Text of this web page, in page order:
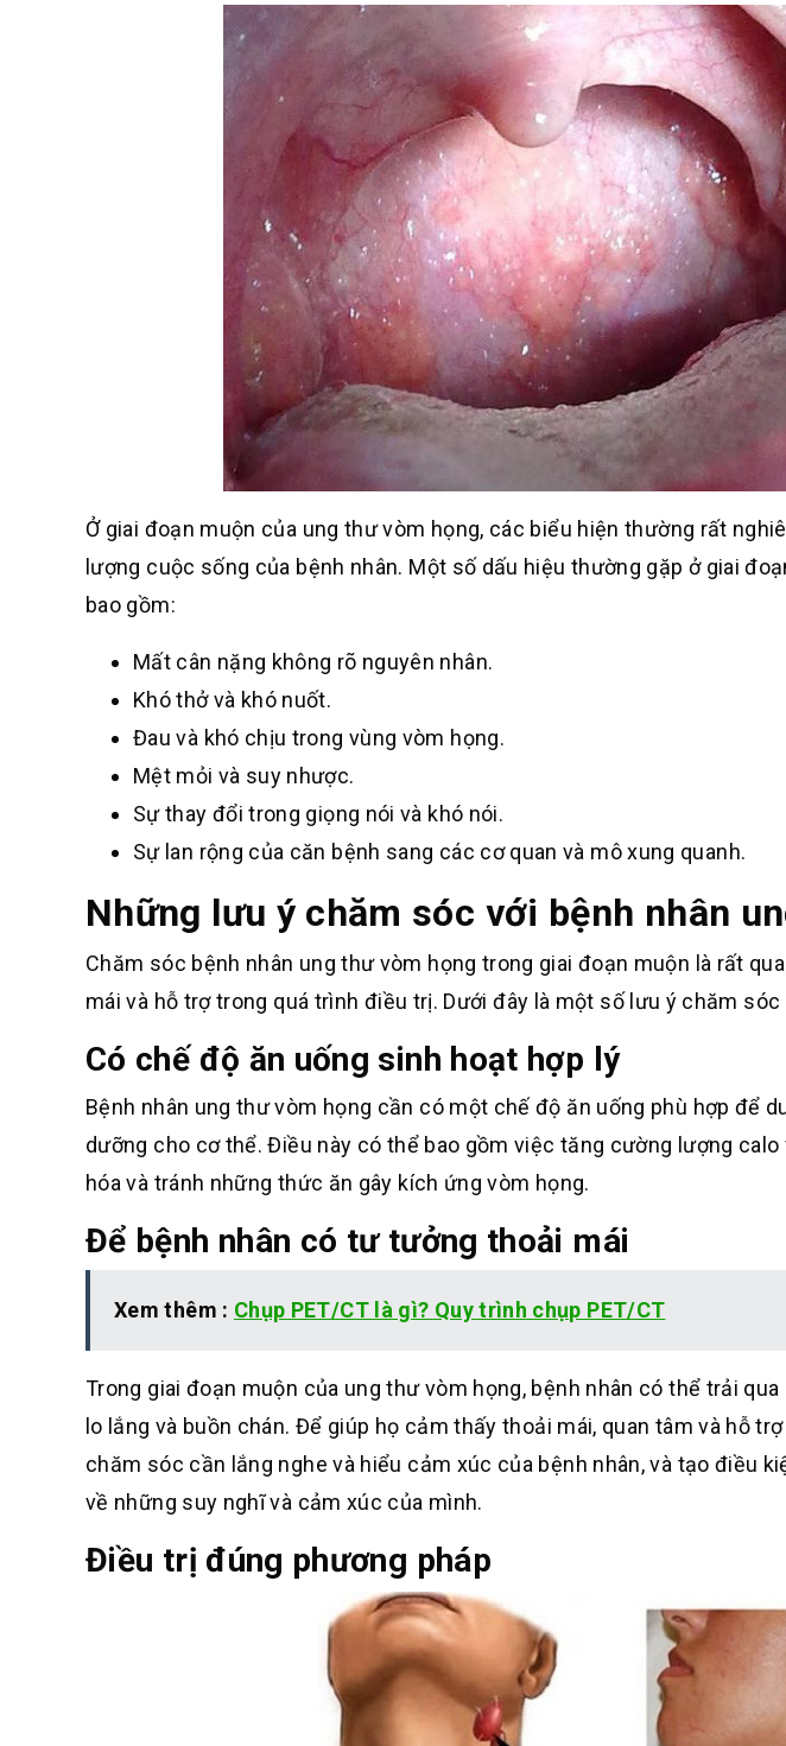
Ở giai đoạn muộn của ung thư vòm họng, các biểu hiện thường rất
lượng cuộc sống của bệnh nhân. Một số dấu hiệu thường gặp ở giai
bao gồm:
Mất cân nặng không rõ nguyên nhân.
Khó thở và khó nuốt.
Đau và khó chịu trong vùng vòm họng.
Mệt mỏi và suy nhược.
Sự thay đổi trong giọng nói và khó nói.
Sự lan rộng của căn bệnh sang các cơ quan và mô xung quanh.
Những lưu ý chăm sóc với bệnh nhân
Chăm sóc bệnh nhân ung thư vòm họng trong giai đoạn muộn là rất
mái và hỗ trợ trong quá trình điều trị. Dưới đây là một số lưu ý chăm sóc
Có chế độ ăn uống sinh hoạt hợp lý
Bệnh nhân ung thư vòm họng cần có một chế độ ăn uống phù hợp để
dưỡng cho cơ thể. Điều này có thể bao gồm việc tăng cường lượng
hóa và tránh những thức ăn gây kích ứng vòm họng.
Để bệnh nhân có tư tưởng thoải mái
Xem thêm : Chụp PET/CT là gì? Quy trình chụp PET/CT
Trong giai đoạn muộn của ung thư vòm họng, bệnh nhân có thể trải
lo lắng và buồn chán. Để giúp họ cảm thấy thoải mái, quan tâm và hỗ
chăm sóc cần lắng nghe và hiểu cảm xúc của bệnh nhân, và tạo điều
về những suy nghĩ và cảm xúc của mình.
Điều trị đúng phương pháp